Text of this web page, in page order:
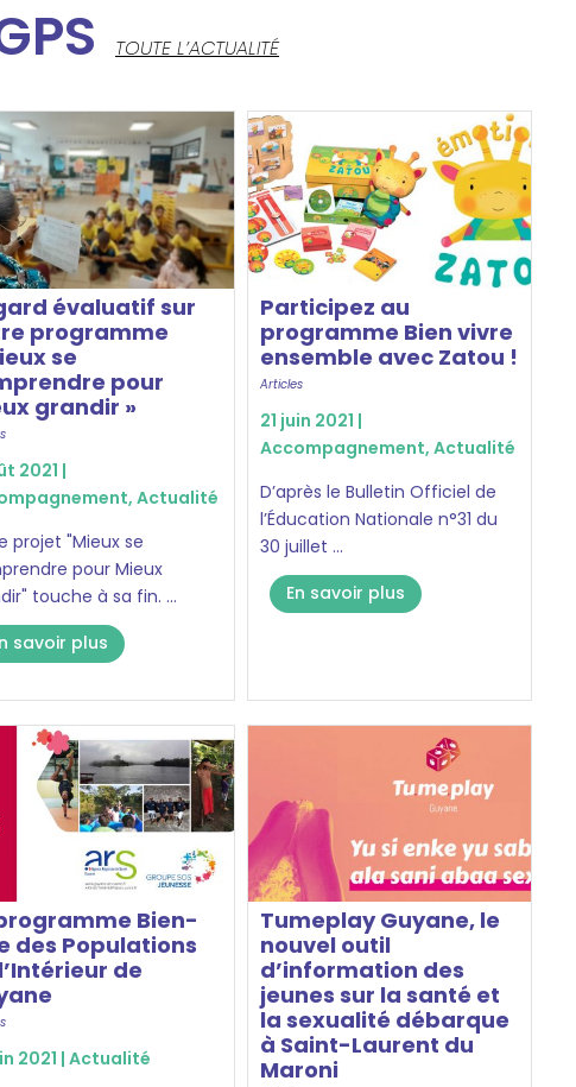
TOUTE L’ACTUALITÉ
évaluatif sur
programme
se
pour
grandir »
2021 |
, Actualité
projet "Mieux se
pour Mieux
touche à sa fin. ...
savoir plus
Participez au
programme Bien vivre
ensemble avec Zatou !
Articles
21 juin 2021 |
Accompagnement, Actualité
D’après le Bulletin Officiel de
l’Éducation Nationale n°31 du
30 juillet ...
En savoir plus
Bien-
des Populations
de
2021 | Actualité
Tumeplay Guyane, le
nouvel outil
d’information des
jeunes sur la santé et
la sexualité débarque
à Saint-Laurent du
Maroni